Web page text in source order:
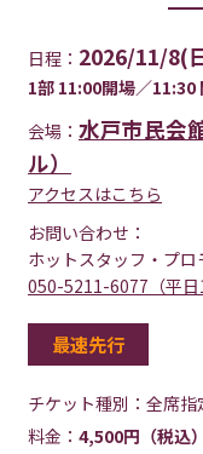
日程： 2026/11/8(
1部 11:00開場／
会場： 水戸市民会
ル）
アクセスはこちら
お問い合わせ：
ホットスタッフ・プロ
050-5211-6077（平日
最速先行
チケット種別： 全席指
料金： 4,500円（税込）